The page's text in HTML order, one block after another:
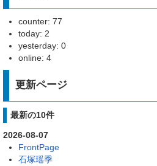
counter: 77
today: 2
yesterday: 0
online: 4
更新ページ
最新の10件
2026-08-07
FrontPage
石塚瑶季